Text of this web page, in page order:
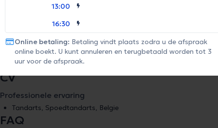
13:00
16:30
Online betaling: Betaling vindt plaats zodra u de afspraak
online boekt. U kunt annuleren en terugbetaald worden tot 3
uur voor de afspraak.
Online Betaling
Annulatie
U kunt altijd annuleren en worden terugbetaald tot 3 uur voor de
afspraak. Lees voor meer informatie onzeAnnulatie- en
terugbetalingsvoorwaarden
CV
Professionele ervaring
Tandarts, Spoedtandarts, Belgie
FAQ